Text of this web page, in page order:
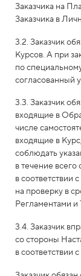
Заказчика на
Заказчика в
3.2. Заказчик
Курсов. А при
по
согласованный
3.3. Заказчик
входящие в
числе
входящие в
соблюдать
в течение
в соответствии
на проверку в
Регламентами и
3.4. Заказчик
со стороны
в соответствии